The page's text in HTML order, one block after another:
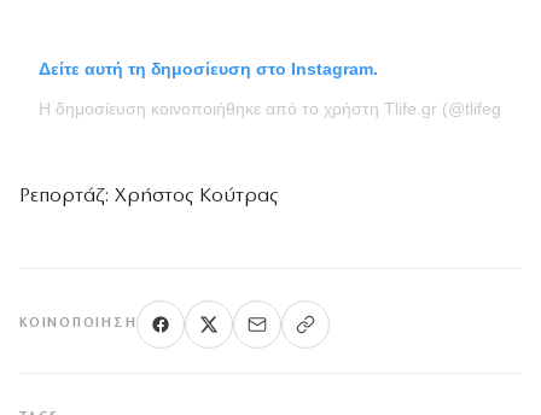
Δείτε αυτή τη δημοσίευση στο Instagram.
Η δημοσίευση κοινοποιήθηκε από το χρήστη Tlife.gr (@tlifegr)
Ρεπορτάζ: Χρήστος Κούτρας
ΚΟΙΝΟΠΟΊΗΣΗ